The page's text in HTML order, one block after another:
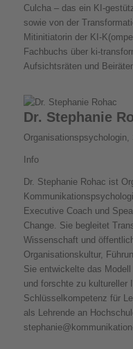
Culcha – das ein KI-
sowie von der
Mitinitiatorin der KI-
Fachbuchs über ki-
Aufsichtsräten und
Dr. Stephanie
Info
Dr. Stephanie Rohac ist
Executive Coach und
Change. Sie begleitet
Wissenschaft und
Organisationskultur,
Sie entwickelte das
und forschte zu kultureller
Schlüsselkompetenz für
als Lehrende an